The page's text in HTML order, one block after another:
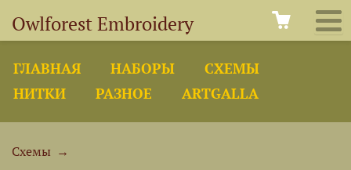
Owlforest Embroidery
ГЛАВНАЯ НАБОРЫ
СХЕМЫ
НИТКИ
РАЗНОЕ ARTGALLA
Схемы →